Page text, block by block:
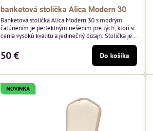
banketová stolička Alica Modern 30
Banketová stolička Alica Modern 30 s modrým
čalúnením je perfektným riešením pre tých, ktorí si
cenia vysokú kvalitu a jedinečný dizajn. Stolička je
výnimočná použitím vysoko kvalitného modrého
zamatového čalúnenia od poľského výrobcu Davis
ktorého látka má hmotnosť 390 g/m², čo zaručuje
50 € Do košíka
NOVINKA